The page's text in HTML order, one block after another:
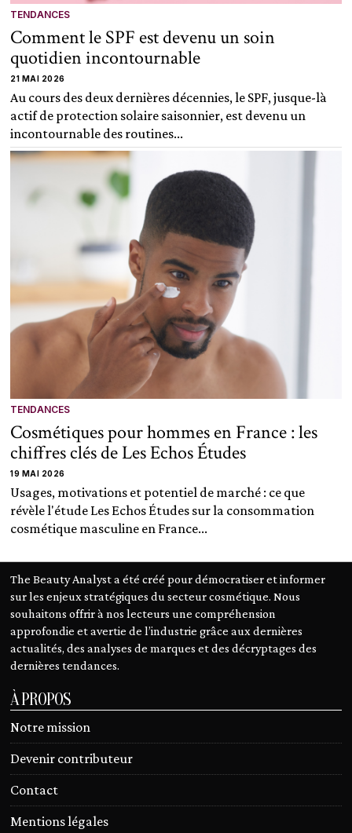
TENDANCES
Comment le SPF est devenu un soin
quotidien incontournable
21 MAI 2026
Au cours des deux dernières décennies, le SPF, jusque-là
actif de protection solaire saisonnier, est devenu un
incontournable des routines...
TENDANCES
Cosmétiques pour hommes en France : les
chiffres clés de Les Echos Études
19 MAI 2026
Usages, motivations et potentiel de marché : ce que
révèle l'étude Les Echos Études sur la consommation
cosmétique masculine en France...
The Beauty Analyst a été créé pour démocratiser et informer
sur les enjeux stratégiques du secteur cosmétique. Nous
souhaitons offrir à nos lecteurs une compréhension
approfondie et avertie de l’industrie grâce aux dernières
actualités, des analyses de marques et des décryptages des
dernières tendances.
À PROPOS
Notre mission
Devenir contributeur
Contact
Mentions légales